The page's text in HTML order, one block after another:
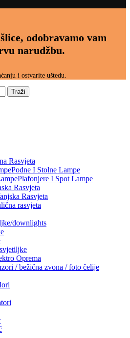
odobravamo vam
narudžbu.
i ostvarite uštedu.
Traži
Rasvjeta
Podne I Stolne Lampe
Plafonjere I Spot Lampe
Rasvjeta
Rasvjeta
rasvjeta
downlights
Oprema
/ bežična zvona / foto čelije